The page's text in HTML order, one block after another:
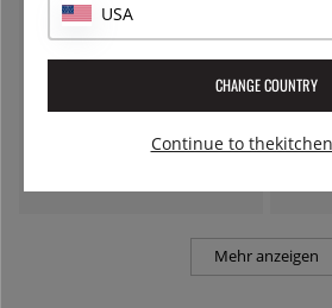
Bonna
Mehr anzeigen
USA
CHANGE COUNTRY
Continue to